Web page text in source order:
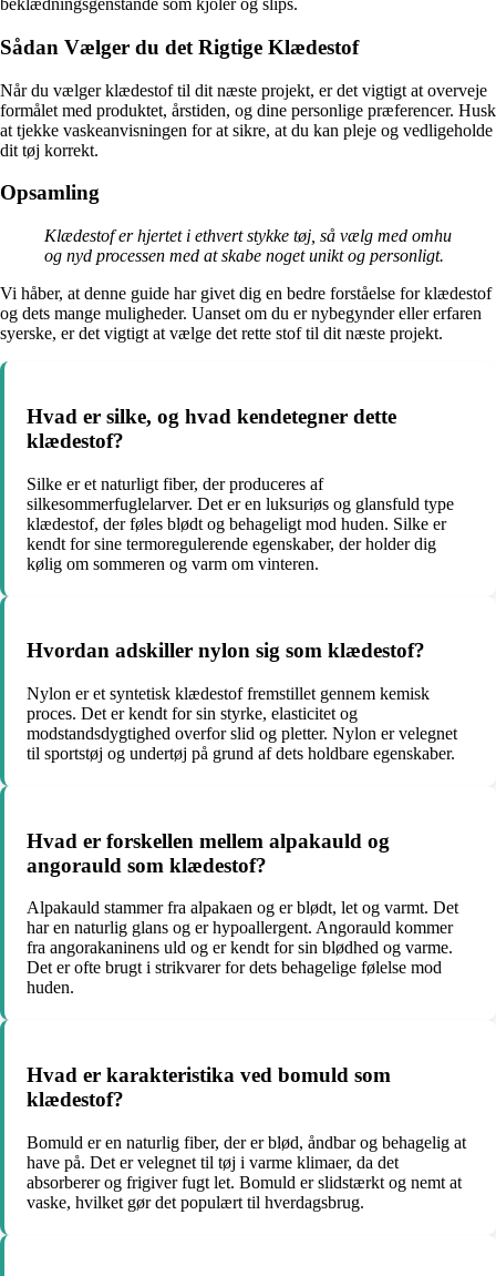
beklædningsgenstande som kjoler og slips.
Sådan Vælger du det Rigtige Klædestof
Når du vælger klædestof til dit næste projekt, er det vigtigt at overveje
formålet med produktet, årstiden, og dine personlige præferencer. Husk
at tjekke vaskeanvisningen for at sikre, at du kan pleje og vedligeholde
dit tøj korrekt.
Opsamling
Klædestof er hjertet i ethvert stykke tøj, så vælg med omhu
og nyd processen med at skabe noget unikt og personligt.
Vi håber, at denne guide har givet dig en bedre forståelse for klædestof
og dets mange muligheder. Uanset om du er nybegynder eller erfaren
syerske, er det vigtigt at vælge det rette stof til dit næste projekt.
Hvad er silke, og hvad kendetegner dette
klædestof?
Silke er et naturligt fiber, der produceres af
silkesommerfuglelarver. Det er en luksuriøs og glansfuld type
klædestof, der føles blødt og behageligt mod huden. Silke er
kendt for sine termoregulerende egenskaber, der holder dig
kølig om sommeren og varm om vinteren.
Hvordan adskiller nylon sig som klædestof?
Nylon er et syntetisk klædestof fremstillet gennem kemisk
proces. Det er kendt for sin styrke, elasticitet og
modstandsdygtighed overfor slid og pletter. Nylon er velegnet
til sportstøj og undertøj på grund af dets holdbare egenskaber.
Hvad er forskellen mellem alpakauld og
angorauld som klædestof?
Alpakauld stammer fra alpakaen og er blødt, let og varmt. Det
har en naturlig glans og er hypoallergent. Angorauld kommer
fra angorakaninens uld og er kendt for sin blødhed og varme.
Det er ofte brugt i strikvarer for dets behagelige følelse mod
huden.
Hvad er karakteristika ved bomuld som
klædestof?
Bomuld er en naturlig fiber, der er blød, åndbar og behagelig at
have på. Det er velegnet til tøj i varme klimaer, da det
absorberer og frigiver fugt let. Bomuld er slidstærkt og nemt at
vaske, hvilket gør det populært til hverdagsbrug.